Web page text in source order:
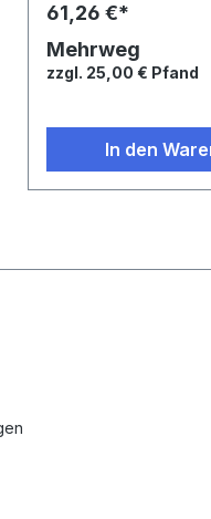
61,26 €*
Mehrweg
zzgl. 25,00 € Pfand
In den